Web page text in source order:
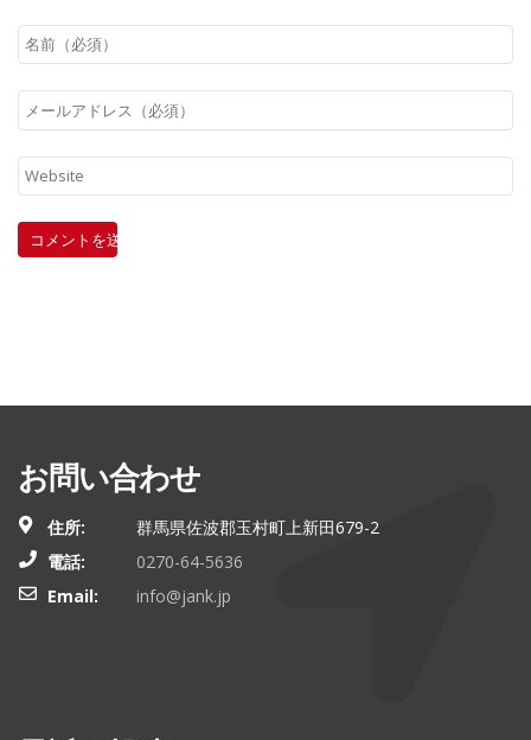
お問い合わせ
住所:
群馬県佐波郡玉村町上新田679-2
電話:
0270-64-5636
Email:
info@jank.jp